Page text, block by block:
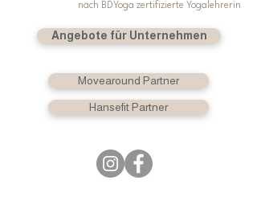
Angebote für Unternehmen
Movearound Partner
Hansefit Partner
nach BDYoga zertifizierte Yogalehrerin